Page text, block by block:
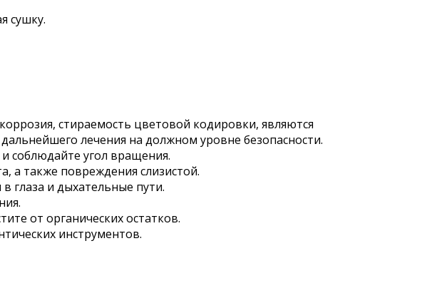
сушку.
стираемость цветовой кодировки, являются
лечения на должном уровне безопасности.
соблюдайте угол вращения.
а также повреждения слизистой.
глаза и дыхательные пути.
от органических остатков.
инструментов.